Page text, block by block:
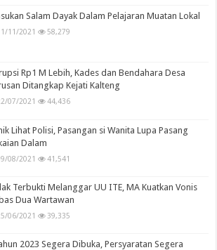
Salam Dayak Dalam Pelajaran Muatan Lokal
11/2021 58,279
Rp1 M Lebih, Kades dan Bendahara Desa
Ditangkap Kejati Kalteng
07/2021 44,436
Lihat Polisi, Pasangan si Wanita Lupa Pasang
Dalam
08/2021 41,541
Terbukti Melanggar UU ITE, MA Kuatkan Vonis
Dua Wartawan
06/2021 39,335
2023 Segera Dibuka, Persyaratan Segera